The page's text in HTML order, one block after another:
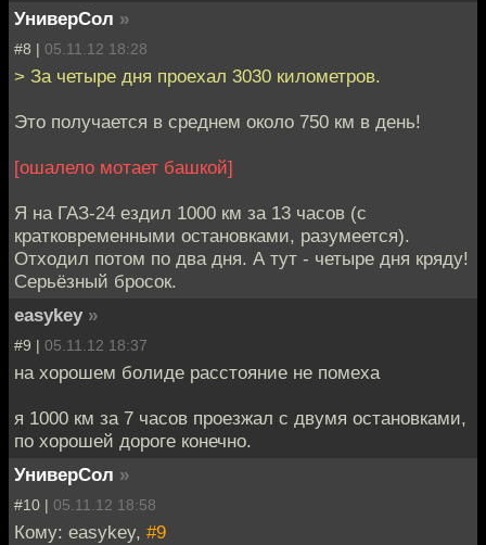
УниверСол »
#8 | 05.11.12 18:28
> За четыре дня проехал 3030 километров.
Это получается в среднем около 750 км в день!
[ошалело мотает башкой]
Я на ГАЗ-24 ездил 1000 км за 13 часов (с
кратковременными остановками, разумеется).
Отходил потом по два дня. А тут - четыре дня кряду!
Серьёзный бросок.
easykey »
#9 | 05.11.12 18:37
на хорошем болиде расстояние не помеха
я 1000 км за 7 часов проезжал с двумя остановками,
по хорошей дороге конечно.
УниверСол »
#10 | 05.11.12 18:58
Кому: easykey, #9